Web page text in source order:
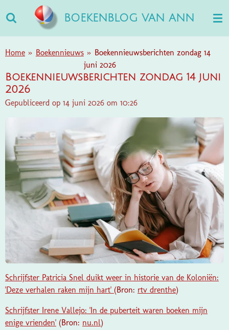
direct
naar
de
BOEKENBLOG VAN ANN
Home » Boekennieuws » Boekennieuwsberichten zondag 14
juni 2026
Boekennieuwsberichten zondag 14 juni
2026
Gepubliceerd op 14 juni 2026 om 10:26
Schrijfster Patricia Snel duikt weer in historie van de Koloniën:
'Deze verhalen raken mijn hart' (Bron: rtv drenthe)
Schrijfster Irene Vallejo: 'In de puberteit waren boeken mijn
enige vrienden' (Bron: nu.nl)